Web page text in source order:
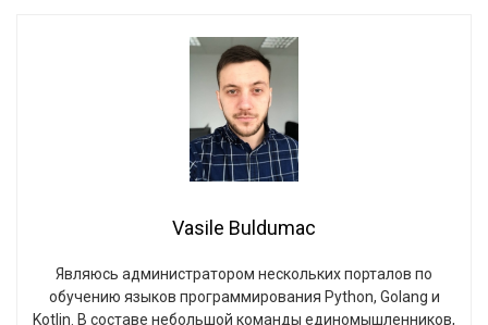
Vasile Buldumac
Являюсь администратором нескольких порталов по
обучению языков программирования Python, Golang и
Kotlin. В составе небольшой команды единомышленников,